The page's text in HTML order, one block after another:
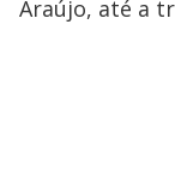
Araújo, até a